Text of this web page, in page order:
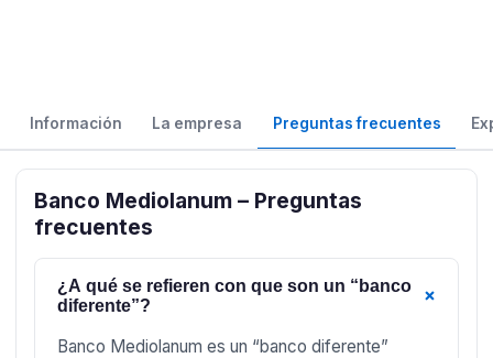
Información La empresa Preguntas frecuentes
Banco Mediolanum – Preguntas
frecuentes
¿A qué se refieren con que son un “banco
diferente”?
+
Banco Mediolanum es un “banco diferente”